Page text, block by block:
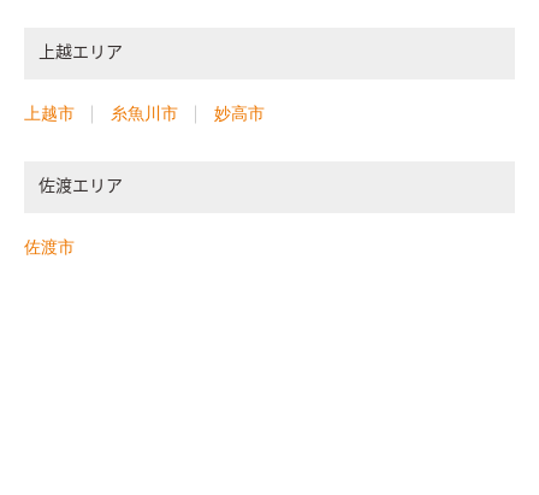
上越エリア
上越市 糸魚川市 妙高市
佐渡エリア
佐渡市